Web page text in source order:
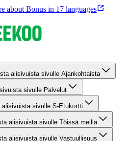
about Bonus in 17 languages
alisivuista sivulle Ajankohtaista
sivulle Palvelut
sivulle S-Etukortti
alisivuista sivulle Töissä meillä
alisivuista sivulle Vastuullisuus